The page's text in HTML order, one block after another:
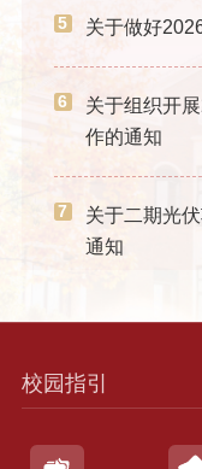
5 关于做好
6
关于组织开
作的通知
7
关于二期光
通知
校园指引